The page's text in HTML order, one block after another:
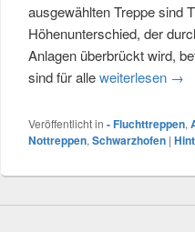
ausgewählten Treppe sind
Höhenunterschied, der
Anlagen überbrückt wird,
sind für alleweiterlesen →
Veröffentlicht in - Fluchttreppen,
Nottreppen, Schwarzhofen |